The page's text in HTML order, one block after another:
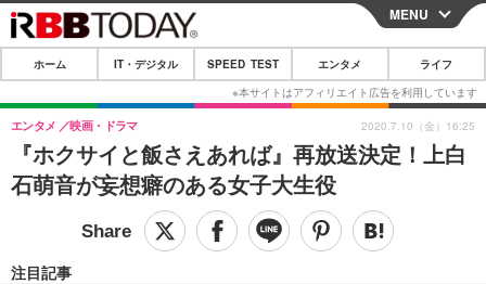
CLOSE
ホーム
IT・デジタル
IT・デジタルTOP スマートフォン
ショッピング その他
SPEED TEST
エンタメTOP 映画・ドラマ
MENU
ホーム IT・デジタル SPEED TEST エンタメ ライフ
『ホクサイと飯さえあれば』再放送決定！上白
石萌音が妄想癖のある女子大生役
エンタメ 映画・ドラマ
注目記事
2020.7.10（金）16:25